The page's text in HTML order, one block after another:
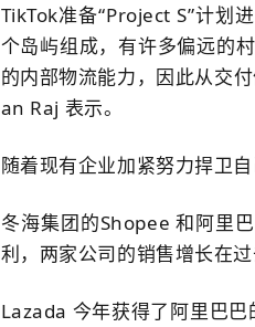
TikTok准备“Project S”计划
个岛屿组成，有许多偏远的村
的内部物流能力，因此从交
an Raj 表示。
随着现有企业加紧努力捍卫
冬海集团的Shopee 和阿里
利，两家公司的销售增长在
Lazada 今年获得了阿里巴巴